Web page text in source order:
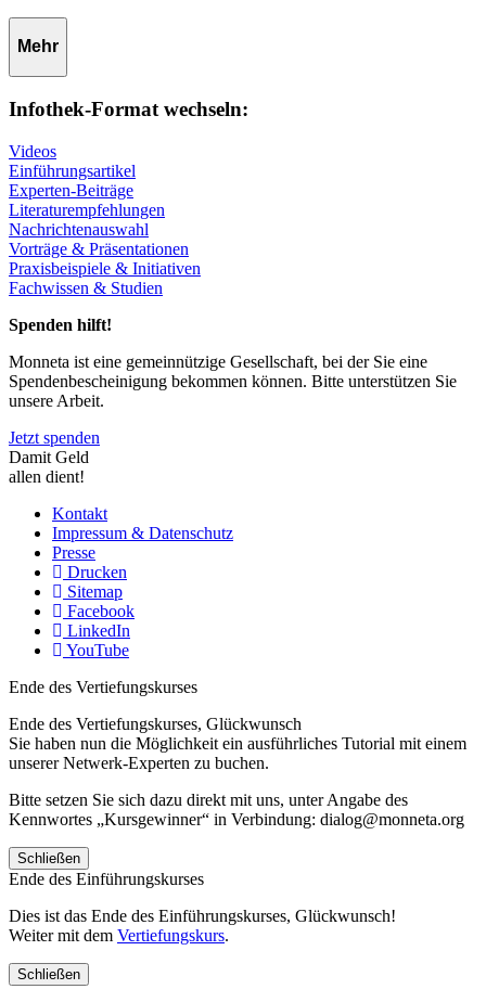
Mehr
Infothek-Format wechseln:
Videos
Einführungsartikel
Experten-Beiträge
Literaturempfehlungen
Nachrichtenauswahl
Vorträge & Präsentationen
Praxisbeispiele & Initiativen
Fachwissen & Studien
Spenden hilft!
Monneta ist eine gemeinnützige Gesellschaft, bei der Sie eine
Spendenbescheinigung bekommen können. Bitte unterstützen Sie
unsere Arbeit.
Jetzt spenden
Damit Geld
allen dient!
Kontakt
Impressum & Datenschutz
Presse
Drucken
Sitemap
Facebook
LinkedIn
YouTube
Ende des Vertiefungskurses
Ende des Vertiefungskurses, Glückwunsch
Sie haben nun die Möglichkeit ein ausführliches Tutorial mit einem
unserer Netwerk-Experten zu buchen.
Bitte setzen Sie sich dazu direkt mit uns, unter Angabe des
Kennwortes „Kursgewinner“ in Verbindung: dialog@monneta.org
Schließen
Ende des Einführungskurses
Dies ist das Ende des Einführungskurses, Glückwunsch!
Weiter mit dem Vertiefungskurs.
Schließen